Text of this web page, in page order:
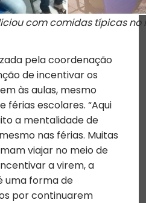
com comidas típicas no
pela coordenação
de incentivar os
às aulas, mesmo
férias escolares. “Aqui
a mentalidade de
nas férias. Muitas
viajar no meio de
a virem, a
uma forma de
por continuarem